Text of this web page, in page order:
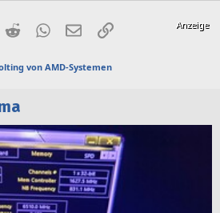
RedditWhatsApp
E-MailLink
von AMD-Systemen